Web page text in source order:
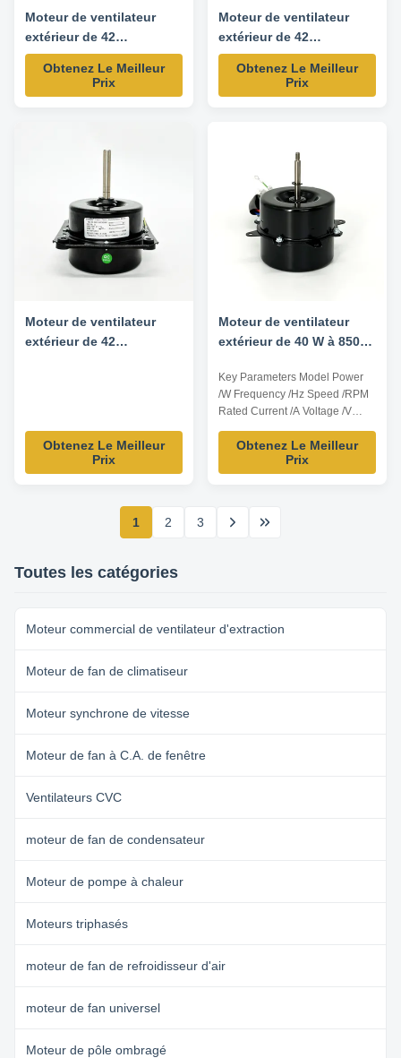
Moteur de ventilateur
extérieur de 42
cadres/120 mm - 1/8HP
900 tours par minute
220V 50HZ
Obtenez Le Meilleur
Prix
Moteur de ventilateur
extérieur de 42
cadres/120 mm - 1/6HP
900RPM 220V 50HZ
Obtenez Le Meilleur
Prix
Moteur de ventilateur
extérieur de 42
Obtenez Le Meilleur
Prix
Moteur de ventilateur
extérieur de 40 W à 850
uF/370v
Key Parameters Model Power
/W Frequency /Hz Speed /RPM
Rated Current /A Voltage /V
YDK95-40-6A2 40 60 850 0.50
200-240 Ps:all dimension can
be customized according to
Small vibration,high efficiency .
Obtenez Le Meilleur
Prix
1 2 3
Toutes les catégories
Moteur commercial de ventilateur d'extraction
Moteur de fan de climatiseur
Moteur synchrone de vitesse
Moteur de fan à C.A. de fenêtre
Ventilateurs CVC
moteur de fan de condensateur
Moteur de pompe à chaleur
Moteurs triphasés
moteur de fan de refroidisseur d'air
moteur de fan universel
Moteur de pôle ombragé